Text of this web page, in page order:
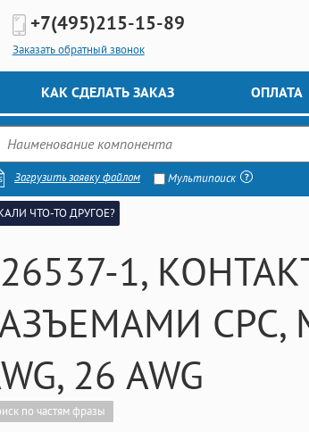
+7(495)215-15-89
Заказать обратный звонок
КАК СДЕЛАТЬ ЗАКАЗ ОПЛАТА
Загрузить заявку файлом Мультипоиск
ЧТО-ТО ДРУГОЕ?
1,
CPC,
26 AWG
по частям фразы